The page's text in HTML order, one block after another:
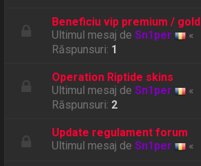
Beneficiu vip premium / gold
Ultimul mesaj deSn1per
«
Răspunsuri: 1
Operation Riptide skins
Ultimul mesaj deSn1per
«
Răspunsuri: 2
Update regulament forum
Ultimul mesaj deSn1per «